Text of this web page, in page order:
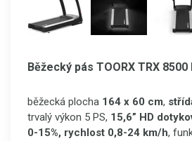
Běžecký pás TOORX TRX 8500
běžecká plocha 164 x 60 cm,
trvalý výkon 5 PS, 15,6” HD
0-15%, rychlost 0,8-24 km/h,